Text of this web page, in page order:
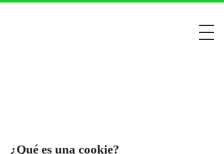
¿Qué es una cookie?